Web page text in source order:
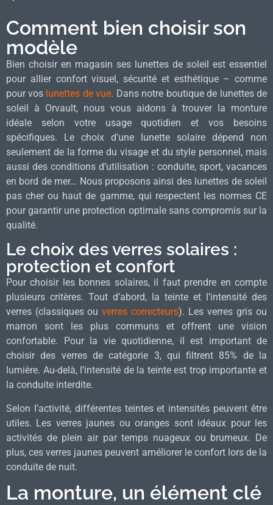
Comment bien choisir son
modèle
Bien choisir en magasin ses lunettes de soleil est essentiel
pour allier confort visuel, sécurité et esthétique – comme
pour vos lunettes de vue. Dans notre boutique de lunettes de
soleil à Orvault, nous vous aidons à trouver la monture
idéale selon votre usage quotidien et vos besoins
spécifiques. Le choix d’une lunette solaire dépend non
seulement de la forme du visage et du style personnel, mais
aussi des conditions d’utilisation : conduite, sport, vacances
en bord de mer… Nous proposons ainsi des lunettes de soleil
pas cher ou haut de gamme, qui respectent les normes CE
pour garantir une protection optimale sans compromis sur la
qualité.
Le choix des verres solaires :
protection et confort
Pour choisir les bonnes solaires, il faut prendre en compte
plusieurs critères. Tout d’abord, la teinte et l’intensité des
verres (classiques ou verres correcteurs). Les verres gris ou
marron sont les plus communs et offrent une vision
confortable. Pour la vie quotidienne, il est important de
choisir des verres de catégorie 3, qui filtrent 85% de la
lumière. Au-delà, l’intensité de la teinte est trop importante et
la conduite interdite.
Selon l’activité, différentes teintes et intensités peuvent être
utiles. Les verres jaunes ou oranges sont idéaux pour les
activités de plein air par temps nuageux ou brumeux. De
plus, ces verres jaunes peuvent améliorer le confort lors de la
conduite de nuit.
La monture, un élément clé